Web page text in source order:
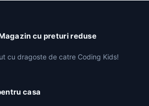
cu preturi reduse
cu dragoste de catre Coding Kids!
casa